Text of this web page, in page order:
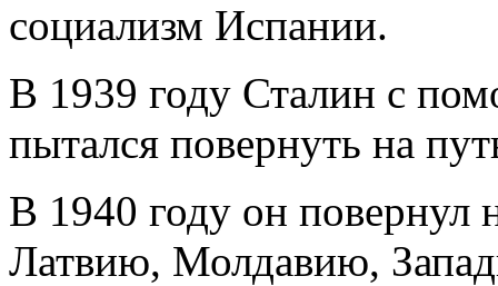
социализм Испании.
В 1939 году Сталин с
пытался повернуть на
В 1940 году он повернул
Латвию, Молдавию,